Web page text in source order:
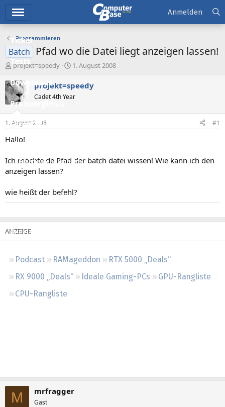
Ticker
Tests
Downloads
Preisvergleich
Forum
Aktuelles
Empfohlene Inhalte
Neueste Aktivitäten
Regeln
Podcast RAMageddon
RTX 5000 „Deals“
RX 9000 „Deals“
Ideale Gaming-PCs
GPU-Rangliste
CPU-Rangliste
Anmelden
Programmieren
Batch Pfad wo die Datei liegt anzeigen lassen!
E
s
t
e
l
e
r
projekt=speedy
E
s
t
e
t
1. August 2008
projekt=speedy
Cadet 4th Year
1. August 2008 #1
Hallo!
Ich möchte de Pfad der batch datei wissen! Wie kann ich den
anzeigen lassen?
wie heißt der befehl?
M mrfragger
Gast